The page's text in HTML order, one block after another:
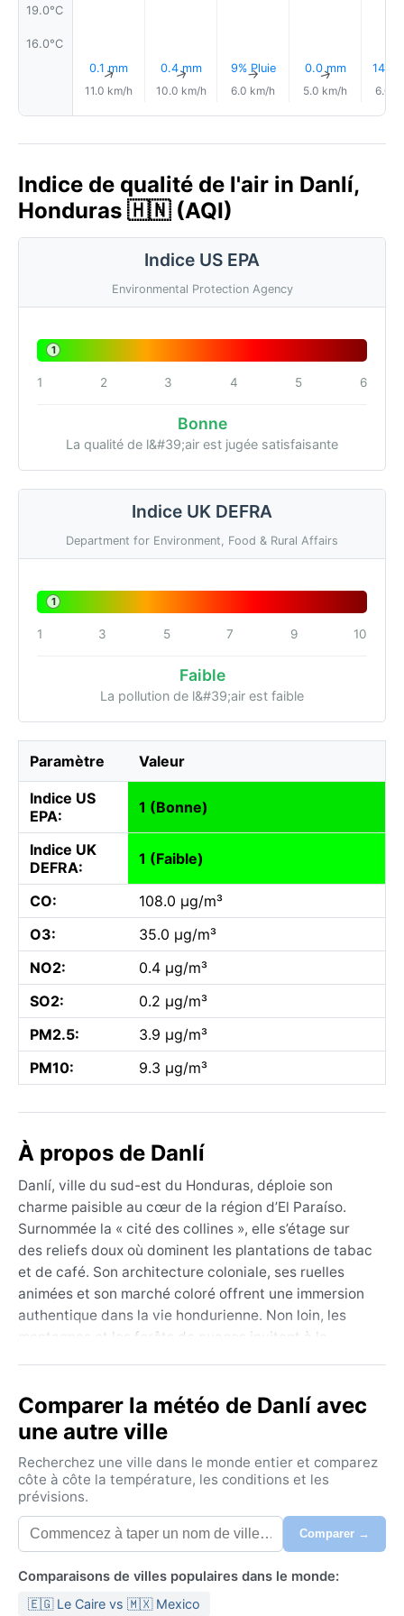
19.0°C
16.0°C
0.1 mm
↑
11.0 km/h
0.4 mm
↑
10.0 km/h
9% Pluie
↑
6.0 km/h
0.0 mm
↑
5.0 km/h
14%
6.0
Indice de qualité de l'air in Danlí,
Honduras 🇭🇳 (AQI)
Indice US EPA
Environmental Protection Agency
1
1 2 3 4 5 6
Bonne
La qualité de l&#39;air est jugée satisfaisante
Indice UK DEFRA
Department for Environment, Food & Rural Affairs
1
1 3 5 7 9 10
Faible
La pollution de l&#39;air est faible
Paramètre Valeur
Indice US
EPA:
1 (Bonne)
Indice UK
DEFRA:
1 (Faible)
CO:
108.0 µg/m³
O3:
35.0 µg/m³
NO2:
0.4 µg/m³
SO2:
0.2 µg/m³
PM2.5:
3.9 µg/m³
PM10:
9.3 µg/m³
À propos de Danlí
Danlí, ville du sud-est du Honduras, déploie son
charme paisible au cœur de la région d’El Paraíso.
Surnommée la « cité des collines », elle s’étage sur
des reliefs doux où dominent les plantations de tabac
et de café. Son architecture coloniale, ses ruelles
animées et son marché coloré offrent une immersion
authentique dans la vie hondurienne. Non loin, les
montagnes et les forêts de nuages invitent à la
carrefour culturel. Le rythme y est lent, ponctué par
l’odeur du café frais et les éclats de rire sur la place
centrale.
Le climat de Danlí correspond à la catégorie Aw de
Köppen, soit une savane tropicale. Les températures
restent élevées toute l’année, oscillant entre 22 °C et
32 °C. La saison sèche s’étend de novembre à avril,
supportable. De mai à octobre, la mousson tropicale
apporte des pluies abondantes et des orages
Comparer la météo de Danlí avec
une autre ville
Recherchez une ville dans le monde entier et comparez
côte à côte la température, les conditions et les
prévisions.
Comparer →
Comparaisons de villes populaires dans le monde:
🇪🇬 Le Caire vs 🇲🇽 Mexico